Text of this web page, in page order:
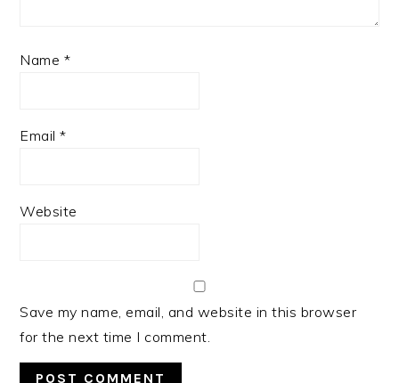
Name *
Email*
Website
Save my name, email, and website in this browser
for the next time I comment.